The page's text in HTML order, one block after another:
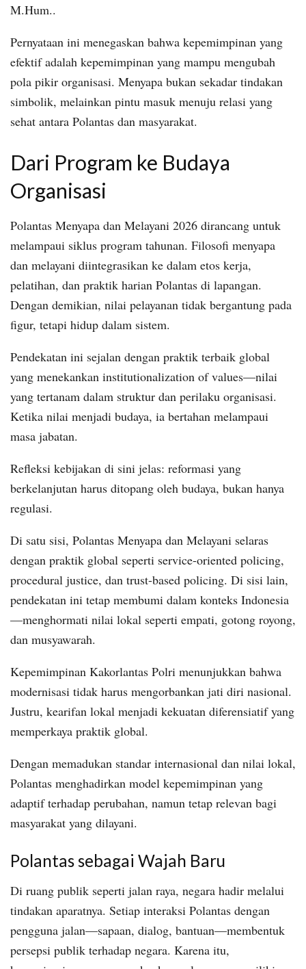
M.Hum..
Pernyataan ini menegaskan bahwa kepemimpinan yang
efektif adalah kepemimpinan yang mampu mengubah
pola pikir organisasi. Menyapa bukan sekadar tindakan
simbolik, melainkan pintu masuk menuju relasi yang
sehat antara Polantas dan masyarakat.
Dari Program ke Budaya
Organisasi
Polantas Menyapa dan Melayani 2026 dirancang untuk
melampaui siklus program tahunan. Filosofi menyapa
dan melayani diintegrasikan ke dalam etos kerja,
pelatihan, dan praktik harian Polantas di lapangan.
Dengan demikian, nilai pelayanan tidak bergantung pada
figur, tetapi hidup dalam sistem.
Pendekatan ini sejalan dengan praktik terbaik global
yang menekankan institutionalization of values—nilai
yang tertanam dalam struktur dan perilaku organisasi.
Ketika nilai menjadi budaya, ia bertahan melampaui
masa jabatan.
Refleksi kebijakan di sini jelas: reformasi yang
berkelanjutan harus ditopang oleh budaya, bukan hanya
regulasi.
Di satu sisi, Polantas Menyapa dan Melayani selaras
dengan praktik global seperti service-oriented policing,
procedural justice, dan trust-based policing. Di sisi lain,
pendekatan ini tetap membumi dalam konteks Indonesia
—menghormati nilai lokal seperti empati, gotong royong,
dan musyawarah.
Kepemimpinan Kakorlantas Polri menunjukkan bahwa
modernisasi tidak harus mengorbankan jati diri nasional.
Justru, kearifan lokal menjadi kekuatan diferensiatif yang
memperkaya praktik global.
Dengan memadukan standar internasional dan nilai lokal,
Polantas menghadirkan model kepemimpinan yang
adaptif terhadap perubahan, namun tetap relevan bagi
masyarakat yang dilayani.
Polantas sebagai Wajah Baru
Di ruang publik seperti jalan raya, negara hadir melalui
tindakan aparatnya. Setiap interaksi Polantas dengan
pengguna jalan—sapaan, dialog, bantuan—membentuk
persepsi publik terhadap negara. Karena itu,